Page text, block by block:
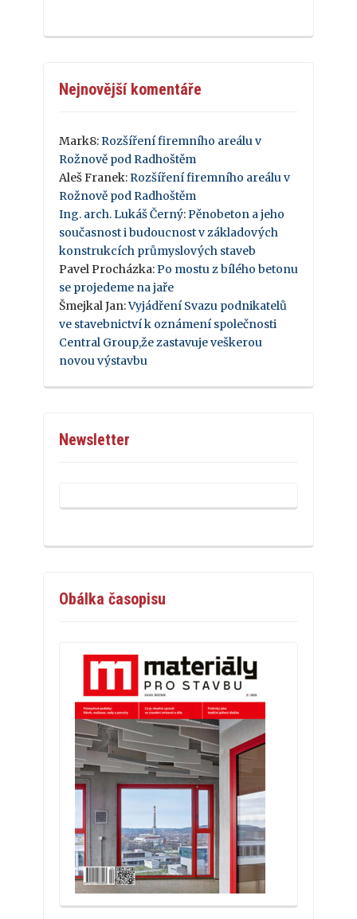
Nejnovější komentáře
Mark8:Rozšíření firemního areálu v
Rožnově pod Radhoštěm
Aleš Franek:Rozšíření firemního areálu v
Rožnově pod Radhoštěm
Ing. arch. Lukáš Černý:Pěnobeton a jeho
současnost i budoucnost v základových
konstrukcích průmyslových staveb
Pavel Procházka:Po mostu z bílého betonu
se projedeme na jaře
Šmejkal Jan:Vyjádření Svazu podnikatelů
ve stavebnictví k oznámení společnosti
Central Group,že zastavuje veškerou
novou výstavbu
Newsletter
Obálka časopisu